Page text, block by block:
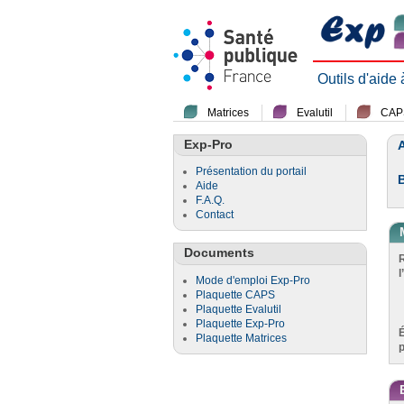
Outils d'aide
Matrices Evalutil
Exp-Pro
Présentation du portail
Aide
F.A.Q.
Contact
Documents
Mode d'emploi Exp-Pro
Plaquette CAPS
Plaquette Evalutil
Plaquette Exp-Pro
Plaquette Matrices